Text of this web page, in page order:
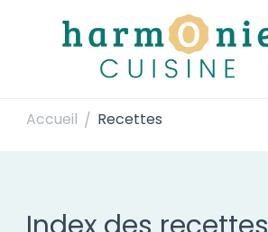
Harmonie Cuisine
Accueil / Recettes